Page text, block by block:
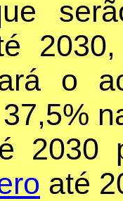
o
2030
até